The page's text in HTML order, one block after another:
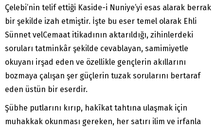
Çelebi’nin telif ettiği Kaside-i Nuniye’yi esas alarak berrak
bir şekilde izah etmiştir. İşte bu eser temel olarak Ehli
Sünnet velCemaat itikadının aktarıldığı, zihinlerdeki
soruları tatminkâr şekilde cevablayan, samimiyetle
okuyanı irşad eden ve özellikle gençlerin akıllarını
bozmaya çalışan şer güçlerin tuzak sorularını bertaraf
eden üstün bir eserdir.
Şübhe putlarını kırıp, hakîkat tahtına ulaşmak için
muhakkak okunması gereken, her satırı ilim ve irfanla